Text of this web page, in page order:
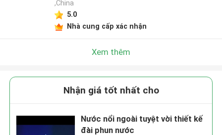
,China
5.0
Nhà cung cấp xác nhận
Xem thêm
Nhận giá tốt nhất cho
Nước nổi ngoài tuyệt vời thiết kế
đài phun nước